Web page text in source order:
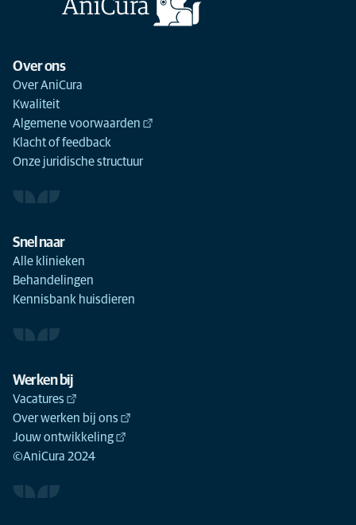
Over ons
Over AniCura
Kwaliteit
Algemene voorwaarden
Klacht of feedback
Onze juridische structuur
Snel naar
Alle klinieken
Behandelingen
Kennisbank huisdieren
Werken bij
Vacatures
Over werken bij ons
Jouw ontwikkeling
©AniCura 2024